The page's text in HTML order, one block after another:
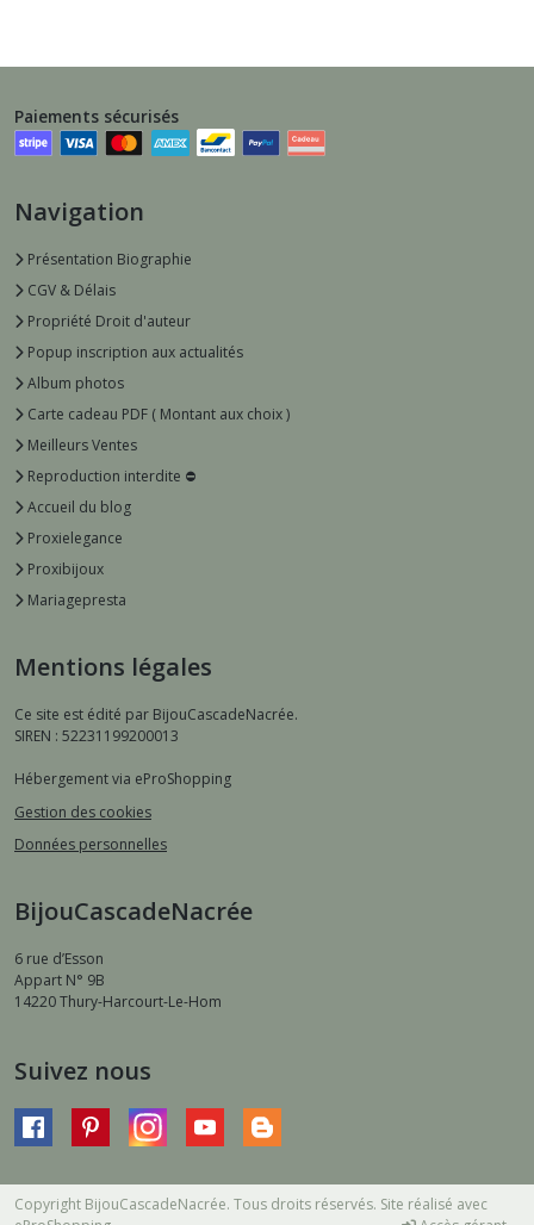
Paiements sécurisés
Navigation
Présentation Biographie
CGV & Délais
Propriété Droit d'auteur
Popup inscription aux actualités
Album photos
Carte cadeau PDF ( Montant aux choix )
Meilleurs Ventes
Reproduction interdite ⛔️
Accueil du blog
Proxielegance
Proxibijoux
Mariagepresta
Mentions légales
Ce site est édité par BijouCascadeNacrée.
SIREN : 52231199200013
Hébergement via eProShopping
Gestion des cookies
Données personnelles
BijouCascadeNacrée
6 rue d’Esson
Appart N° 9B
14220Thury-Harcourt-Le-Hom
Suivez nous
Copyright BijouCascadeNacrée. Tous droits réservés. Site réalisé avec